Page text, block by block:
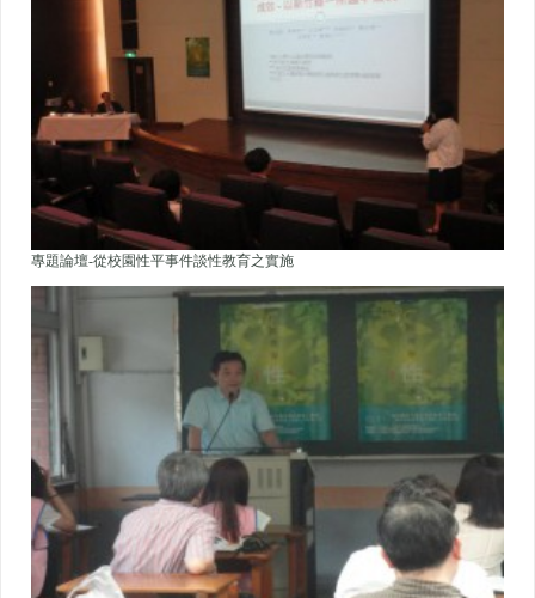
專題論壇-從校園性平事件談性教育之實施